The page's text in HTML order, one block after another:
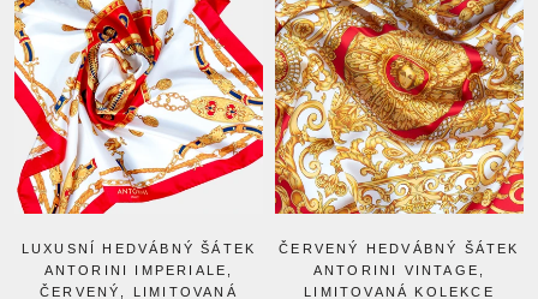
LUXUSNÍ HEDVÁBNÝ ŠÁTEK
ANTORINI IMPERIALE,
ČERVENÝ, LIMITOVANÁ
ČERVENÝ HEDVÁBNÝ ŠÁTEK
ANTORINI VINTAGE,
LIMITOVANÁ KOLEKCE